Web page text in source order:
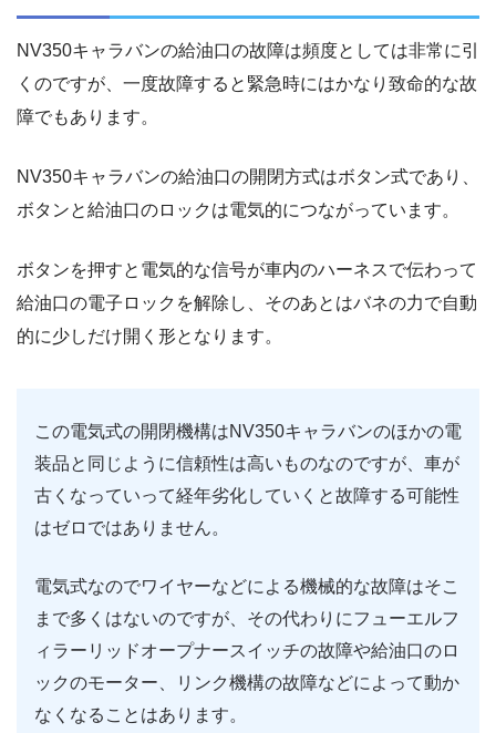
NV350キャラバンの給油口の故障は頻度としては非常に引
くのですが、一度故障すると緊急時にはかなり致命的な故
障でもあります。
NV350キャラバンの給油口の開閉方式はボタン式であり、
ボタンと給油口のロックは電気的につながっています。
ボタンを押すと電気的な信号が車内のハーネスで伝わって
給油口の電子ロックを解除し、そのあとはバネの力で自動
的に少しだけ開く形となります。
この電気式の開閉機構はNV350キャラバンのほかの電
装品と同じように信頼性は高いものなのですが、車が
古くなっていって経年劣化していくと故障する可能性
はゼロではありません。
電気式なのでワイヤーなどによる機械的な故障はそこ
まで多くはないのですが、その代わりにフューエルフ
ィラーリッドオープナースイッチの故障や給油口のロ
ックのモーター、リンク機構の故障などによって動か
なくなることはあります。